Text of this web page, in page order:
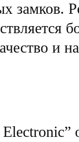
замков.
и